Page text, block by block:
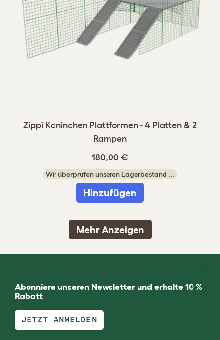
Zippi Kaninchen Plattformen - 4 Platten & 2
Rampen
180,00 €
Wir überprüfen unseren Lagerbestand ...
Hinzufügen
Mehr Anzeigen
Abonniere unseren Newsletter und erhalte 10 %
Rabatt
JETZT ANMELDEN